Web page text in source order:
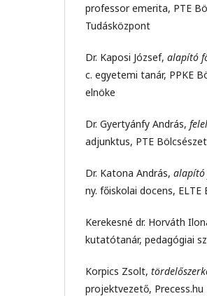
professor emerita, PTE
Tudásközpont
Dr. Kaposi József, alapító
c. egyetemi tanár, PPKE
elnöke
Dr. Gyertyánfy András,
adjunktus, PTE
Dr. Katona András, alapító
ny. főiskolai docens,
Kerekesné dr. Horváth
kutatótanár, pedagógiai
Korpics Zsolt,
projektvezető, Precess.hu